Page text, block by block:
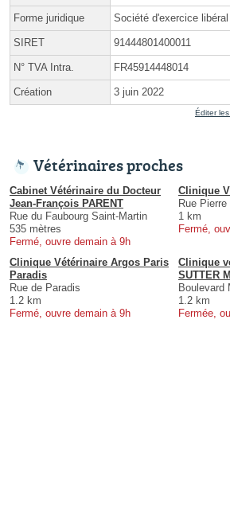
Forme juridique Société d'exercice
SIRET 91444801400011
N° TVA Intra. FR45914448014
Création 3 juin 2022
Éditer
Vétérinaires proches
Cabinet Vétérinaire du Docteur
Jean-François PARENT
Rue du Faubourg Saint-Martin
535 mètres
Fermé, ouvre demain à 9h
Clinique
Rue Pierre
1 km
Fermé,
Clinique Vétérinaire Argos Paris
Paradis
Rue de Paradis
1.2 km
Fermé, ouvre demain à 9h
Clinique
SUTTER
Boulevard
1.2 km
Fermée,